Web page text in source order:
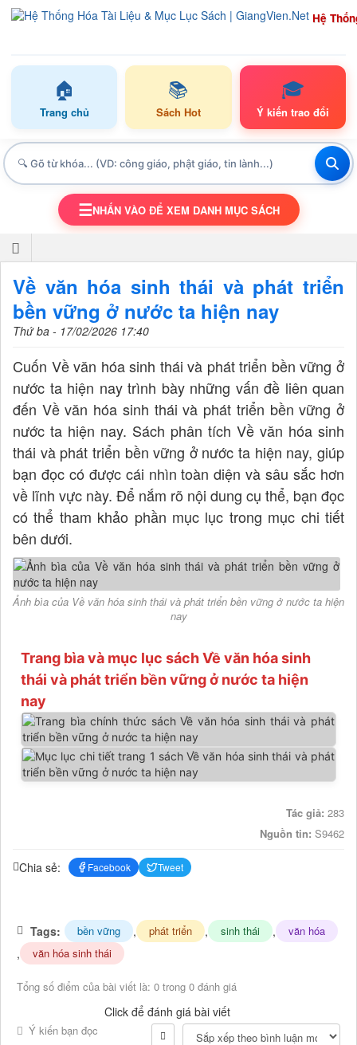
Hệ
🏠
Trang chủ
📚
Sách Hot
🎓
Ý kiến trao đổi
TOGGLE NAVIGATION
☰NHẤN VÀO ĐỂ XEM DANH MỤC SÁCH
Về văn hóa sinh thái và phát triển
bền vững ở nước ta hiện nay
Thứ ba - 17/02/2026 17:40
Cuốn Về văn hóa sinh thái và phát triển bền vững ở
nước ta hiện nay trình bày những vấn đề liên quan
đến Về văn hóa sinh thái và phát triển bền vững ở
nước ta hiện nay. Sách phân tích Về văn hóa sinh
thái và phát triển bền vững ở nước ta hiện nay, giúp
bạn đọc có được cái nhìn toàn diện và sâu sắc hơn
về lĩnh vực này. Để nắm rõ nội dung cụ thể, bạn đọc
có thể tham khảo phần mục lục trong mục chi tiết
bên dưới.
Ảnh bìa của Về văn hóa sinh thái và phát triển bền vững ở nước ta hiện
nay
Trang bìa và mục lục sách Về văn hóa sinh
thái và phát triển bền vững ở nước ta hiện
nay
Tác giả: 283
Nguồn tin: S9462
Chia sẻ: Facebook Tweet
Tags: bền vững , phát triển , sinh thái , văn hóa
, văn hóa sinh thái
Tổng số điểm của bài viết là: 0 trong 0 đánh giá
Click để đánh giá bài viết
Ý kiến bạn đọc